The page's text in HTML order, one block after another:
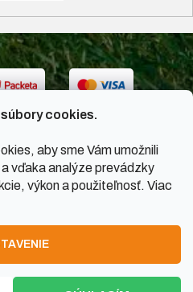
cookies.
aby sme Vám umožnili
vďaka analýze prevádzky
výkon a použiteľnosť. Viac